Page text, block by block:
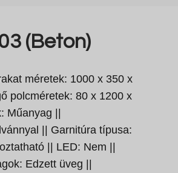
(Beton)
méretek: 1000 x 350 x
polcméretek: 80 x 1200 x
Műanyag ||
|| Garnitúra típusa:
|| LED: Nem ||
Edzett üveg ||